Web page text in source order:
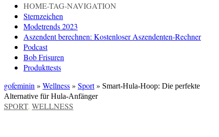
HOME-TAG-NAVIGATION
Sternzeichen
Modetrends 2023
Aszendent berechnen: Kostenloser Aszendenten-Rechner
Podcast
Bob Frisuren
Produkttests
gofeminin » Wellness» Sport» Smart-Hula-Hoop: Die perfekte
Alternative für Hula-Anfänger
VERÖFFENTLICHT
SPORT, WELLNESS